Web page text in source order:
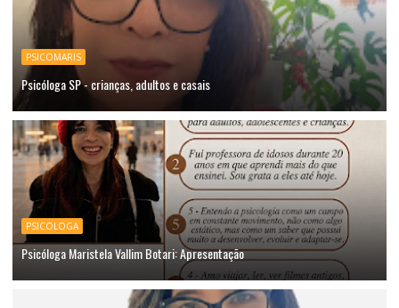
PSICOMARIS
Psicóloga SP - crianças, adultos e casais
PSICOLOGA
Psicóloga Maristela Vallim Botari: Apresentação